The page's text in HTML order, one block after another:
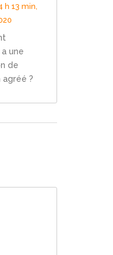
h 13 min,
a une
de
agréé ?